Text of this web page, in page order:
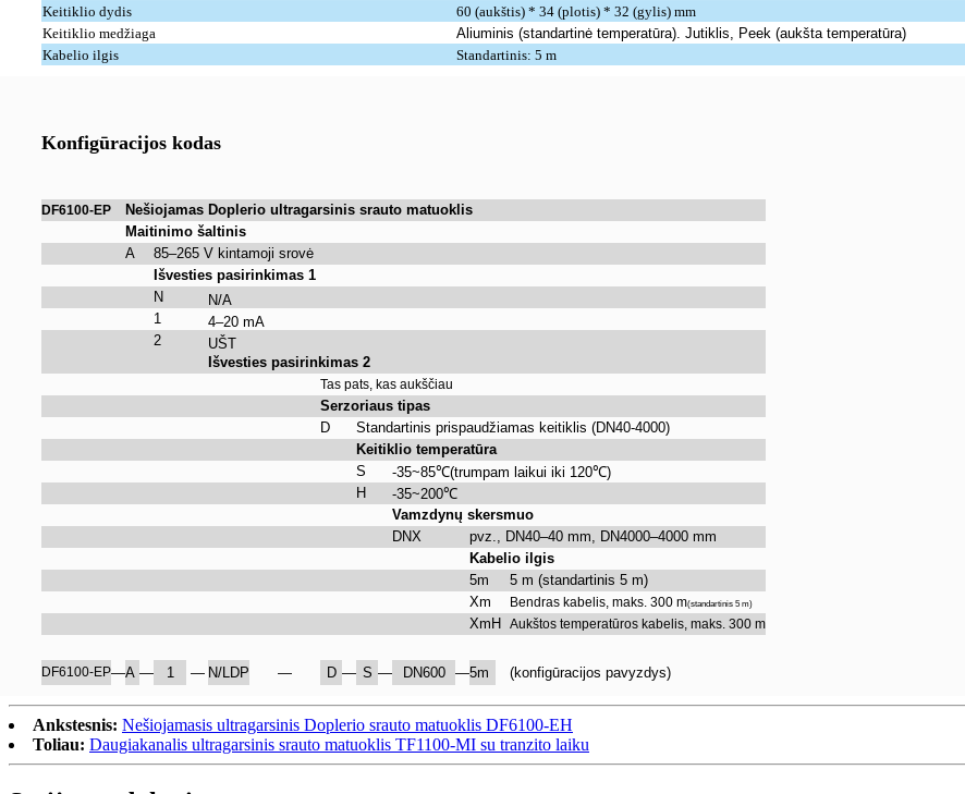
Keitiklio dydis
60 (aukštis) * 34 (plotis) * 32 (gylis) mm
Keitiklio medžiaga
Aliuminis (standartinė temperatūra). Jutiklis, Peek (aukšta temperatūra)
Kabelio ilgis
Standartinis: 5 m
Konfigūracijos kodas
DF6100-EP
Nešiojamas Doplerio ultragarsinis srauto matuoklis
Maitinimo šaltinis
A
85–265 V kintamoji srovė
Išvesties pasirinkimas 1
N
N/A
1
4–20 mA
2
UŠT
Išvesties pasirinkimas 2
Tas pats, kas aukščiau
Serzoriaus tipas
D
Standartinis prispaudžiamas keitiklis (DN40-4000)
Keitiklio temperatūra
S
-35~85℃(trumpam laikui iki 120℃)
H
-35~200℃
Vamzdynų skersmuo
DNX
pvz., DN40–40 mm, DN4000–4000 mm
Kabelio ilgis
5m
5 m (standartinis 5 m)
Xm
Bendras kabelis, maks. 300 m(standartinis 5 m)
XmH Aukštos temperatūros kabelis, maks. 300 m
DF6100-EP—A — 1 — N/LDP — D — S — DN600 —5m (konfigūracijos pavyzdys)
Ankstesnis: Nešiojamasis ultragarsinis Doplerio srauto matuoklis DF6100-EH
Toliau: Daugiakanalis ultragarsinis srauto matuoklis TF1100-MI su tranzito laiku